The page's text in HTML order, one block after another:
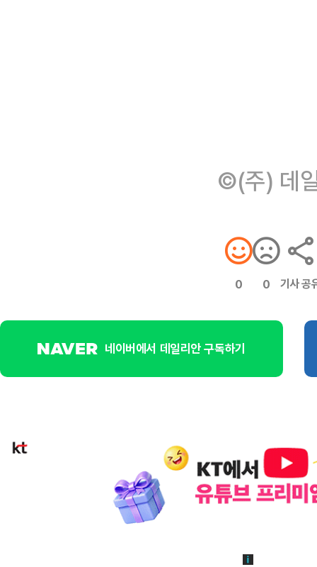
©(주) 데
0 0 기사 공
네이버에서 데일리안 구독하기